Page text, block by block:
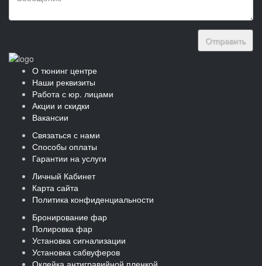
Отправить
О тюнинг центре
Наши реквизиты
Работа с юр. лицами
Акции и скидки
Вакансии
Связаться с нами
Способы оплаты
Гарантии на услуги
Личный Кабинет
Карта сайта
Политика конфиденциальности
Бронирование фар
Полировка фар
Установка сигнализации
Установка сабвуферов